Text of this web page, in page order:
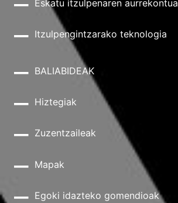
Eskatu itzulpenaren aurrekontua
Itzulpengintzarako teknologia
BALIABIDEAK
Hiztegiak
Zuzentzaileak
Mapak
Egoki idazteko gomendioak